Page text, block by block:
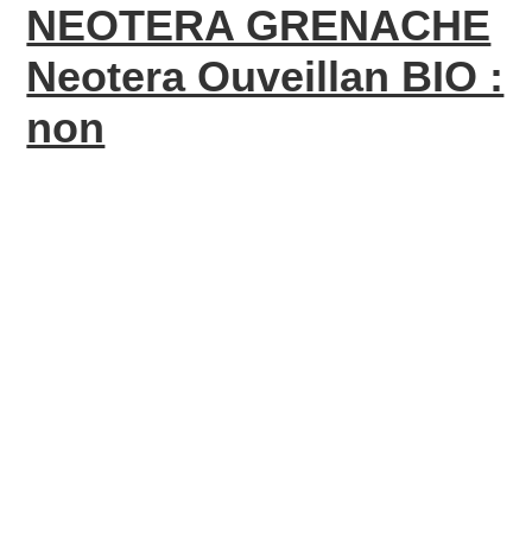
NEOTERA GRENACHE
Neotera Ouveillan BIO :
non